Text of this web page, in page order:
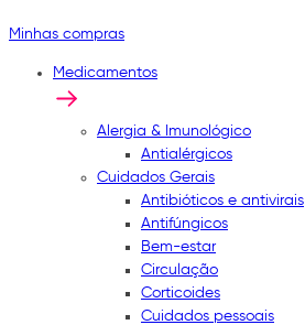
Minhas compras
Medicamentos
Alergia & Imunológico
Antialérgicos
Cuidados Gerais
Antibióticos e antivirais
Antifúngicos
Bem-estar
Circulação
Corticoides
Cuidados pessoais